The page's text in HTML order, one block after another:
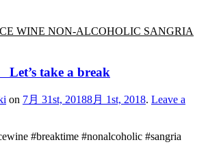
WINE NON-ALCOHOLIC SANGRIA
take a break
on 7月 31st, 20188月 1st, 2018. Leave a
#breaktime #nonalcoholic #sangria